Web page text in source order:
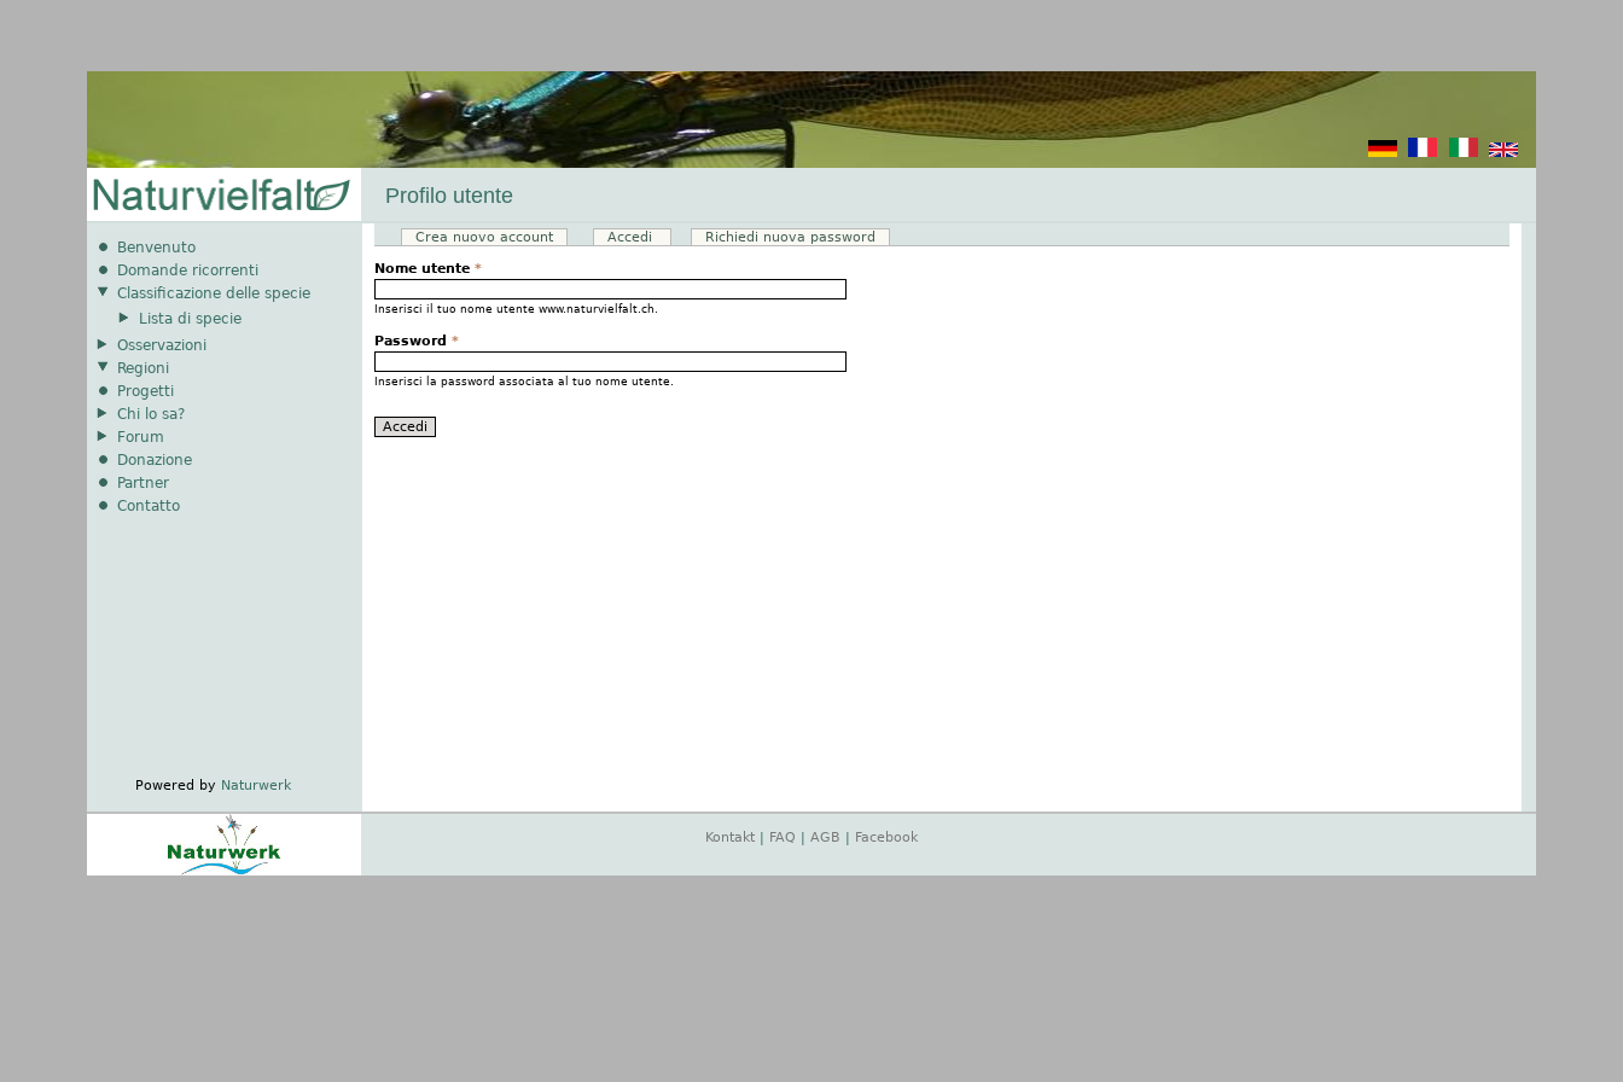
Profilo utente
Schede primarie
Crea nuovo account Accedi (scheda attiva)
Richiedi nuova password
Nome utente *
Inserisci il tuo nome utente www.naturvielfalt.ch.
Password *
Inserisci la password associata al tuo nome utente.
Benvenuto
Domande ricorrenti
Classificazione delle specie
Lista di specie
Osservazioni
Regioni
Progetti
Chi lo sa?
Forum
Donazione
Partner
Contatto
Powered by Naturwerk
Kontakt FAQ AGB Facebook